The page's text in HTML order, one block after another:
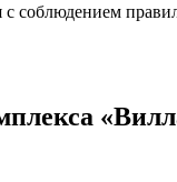
с соблюдением